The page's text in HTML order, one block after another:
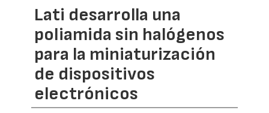
Lati desarrolla una
poliamida sin halógenos
para la miniaturización
de dispositivos
electrónicos